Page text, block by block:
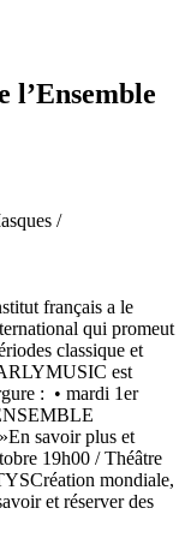
l’Ensemble
français a le
qui promeut
classique et
est
: • mardi 1er
savoir plus et
19h00 / Théâtre
mondiale,
et réserver des